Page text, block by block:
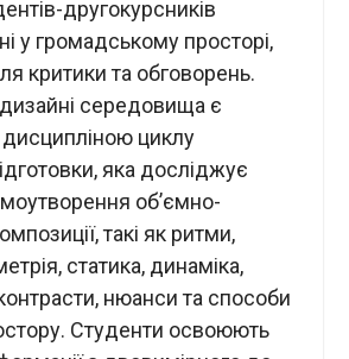
другокурсників
у громадському просторі,
критики та обговорень.
середовища є
циклу
яка досліджує
об’ємно-
такі як ритми,
статика, динаміка,
нюанси та способи
Студенти освоюють